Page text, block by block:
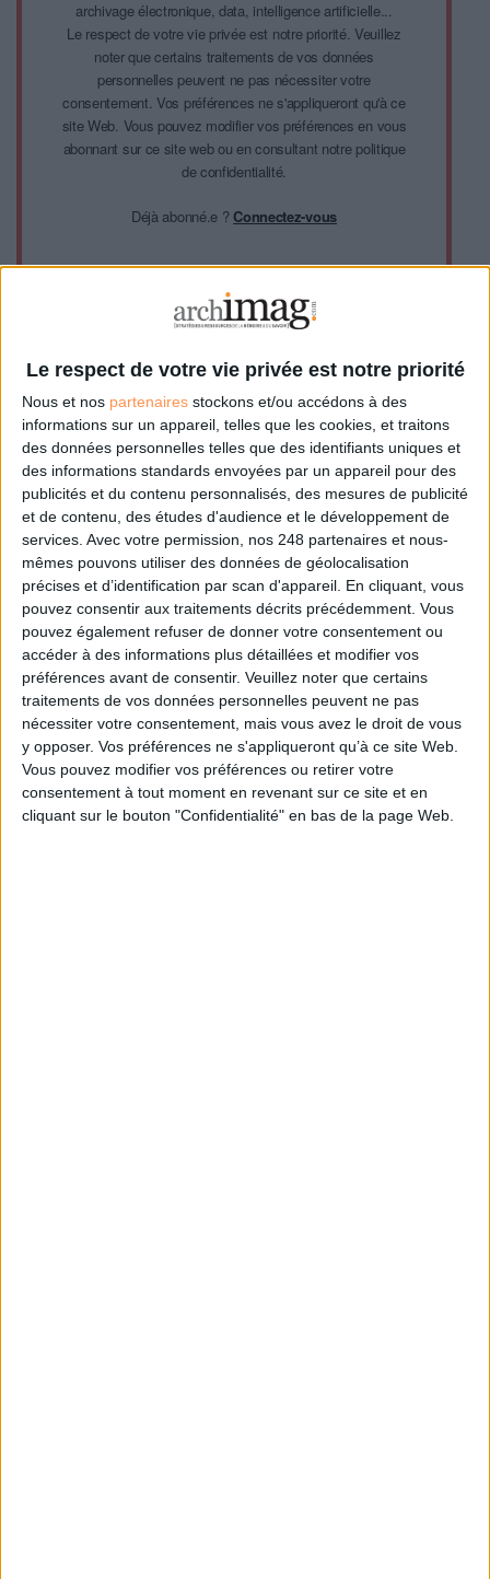
Le respect de votre vie privée est notre priorité
Nous et nos partenaires stockons et/ou accédons à des
informations sur un appareil, telles que les cookies, et traitons
des données personnelles telles que des identifiants uniques et
des informations standards envoyées par un appareil pour des
publicités et du contenu personnalisés, des mesures de publicité
et de contenu, des études d'audience et le développement de
services. Avec votre permission, nos 248 partenaires et nous-
mêmes pouvons utiliser des données de géolocalisation
précises et d’identification par scan d'appareil. En cliquant, vous
pouvez consentir aux traitements décrits précédemment. Vous
pouvez également refuser de donner votre consentement ou
accéder à des informations plus détaillées et modifier vos
préférences avant de consentir. Veuillez noter que certains
traitements de vos données personnelles peuvent ne pas
nécessiter votre consentement, mais vous avez le droit de vous
y opposer. Vos préférences ne s'appliqueront qu’à ce site Web.
Vous pouvez modifier vos préférences ou retirer votre
consentement à tout moment en revenant sur ce site et en
cliquant sur le bouton "Confidentialité" en bas de la page Web.
archivage électronique, data, intelligence artificielle...
Le respect de votre vie privée est notre priorité. Veuillez
noter que certains traitements de vos données
personnelles peuvent ne pas nécessiter votre
consentement. Vos préférences ne s'appliqueront qu'à ce
site Web. Vous pouvez modifier vos préférences en vous
abonnant sur ce site web ou en consultant notre politique
de confidentialité.
Déjà abonné.e ?Connectez-vous
0 Commentaire
Partenariat
Gouvernement
Connectez-vousouinscrivez-vouspour publier un commentaire
À LIRE SUR ARCHIMAG
Le signalement de contenus générés par l'IA
devient obligatoire à partir du 2 août